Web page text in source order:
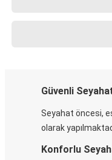
Güvenli
Seyahat öncesi,
olarak
Konforlu